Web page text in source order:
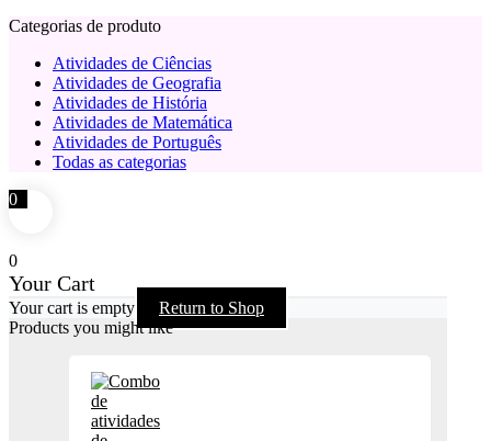
Categorias de produto
Atividades de Ciências
Atividades de Geografia
Atividades de História
Atividades de Matemática
Atividades de Português
Todas as categorias
0
0
Your Cart
Your cart is empty
Return to Shop
Products you might like